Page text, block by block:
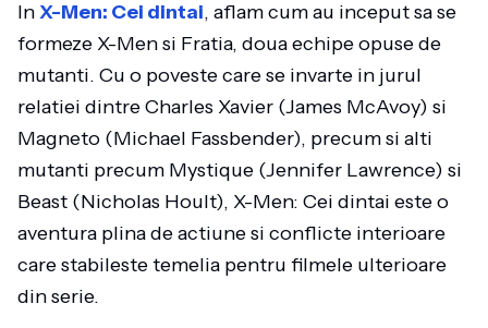
InX-Men: Cei dintai, aflam cum au inceput sa se
formeze X-Men si Fratia, doua echipe opuse de
mutanti. Cu o poveste care se invarte in jurul
relatiei dintre Charles Xavier (James McAvoy) si
Magneto (Michael Fassbender), precum si alti
mutanti precum Mystique (Jennifer Lawrence) si
Beast (Nicholas Hoult), X-Men: Cei dintai este o
aventura plina de actiune si conflicte interioare
care stabileste temelia pentru filmele ulterioare
din serie.